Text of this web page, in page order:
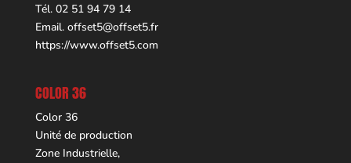
Tél. 02 51 94 79 14
Email. offset5@offset5.fr
https://www.offset5.com
COLOR 36
Color 36
Unité de production
Zone Industrielle,